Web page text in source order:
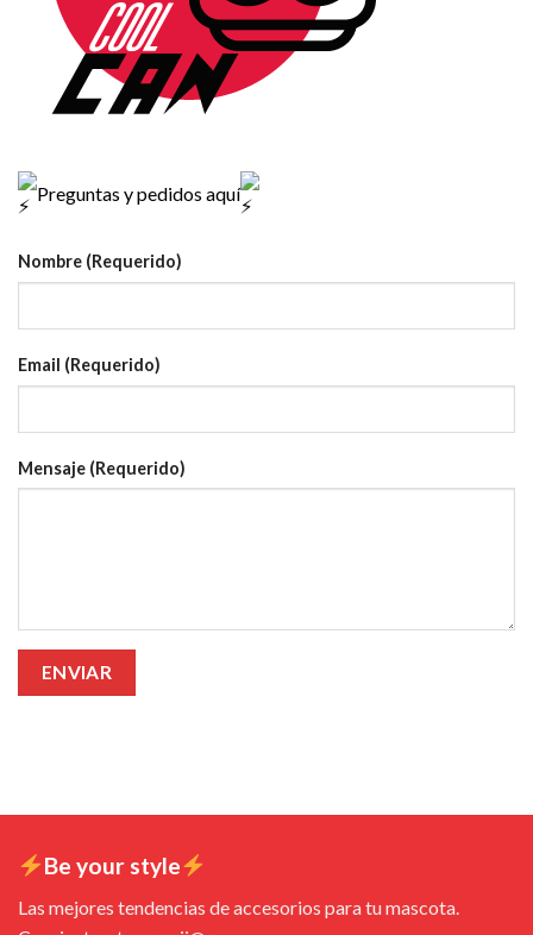
Preguntas y pedidos aquí
Nombre (Requerido)
Email (Requerido)
Mensaje (Requerido)
Be your style
Las mejores tendencias de accesorios para tu mascota.